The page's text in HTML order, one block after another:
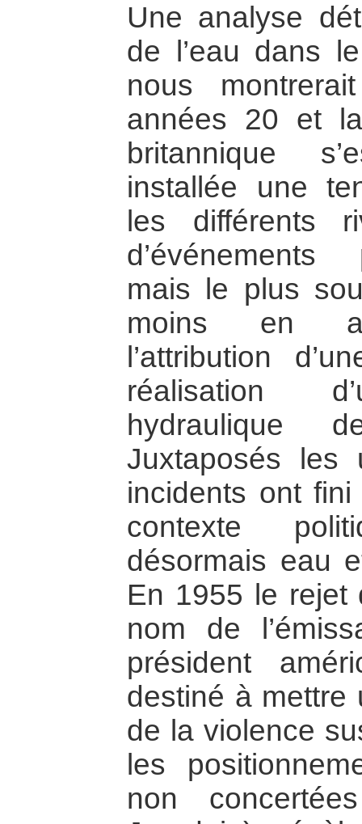
Une analyse
de l’eau dans
nous
années 20 et
britannique
installée une
les différents
mais le plus
moins en
l’attribution
réalisation
hydraulique
Juxtaposés les
incidents ont
contexte
désormais eau
En 1955 le rejet
nom de
président
destiné à mettre
de la violence
les
non